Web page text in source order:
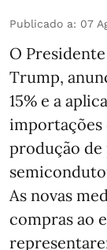
Publicado a: 07
O
Trump,
15% e a
importações
produção de
As novas
compras ao